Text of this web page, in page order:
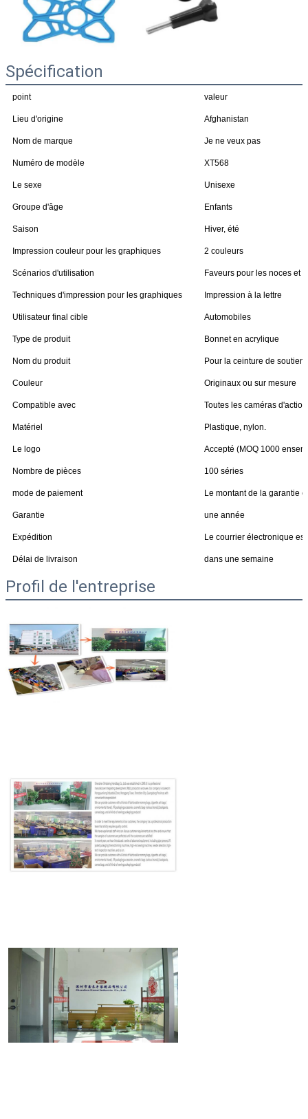
Spécification
point valeur
Lieu d'origine Afghanistan
Nom de marque Je ne veux pas
Numéro de modèle XT568
Le sexe Unisexe
Groupe d'âge Enfants
Saison Hiver, été
Impression couleur pour les graphiques 2 couleurs
Scénarios d'utilisation Faveurs pour les noces et
Techniques d'impression pour les graphiques Impression à la lettre
Utilisateur final cible Automobiles
Type de produit Bonnet en acrylique
Nom du produit Pour la ceinture de
Couleur Originaux ou sur mesure
Compatible avec Toutes les caméras d'action
Matériel Plastique, nylon.
Le logo Accepté (MOQ 1000
Nombre de pièces 100 séries
mode de paiement Le montant de la garantie
Garantie une année
Expédition Le courrier électronique
Délai de livraison dans une semaine
Profil de l'entreprise